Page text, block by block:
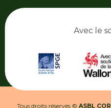
Avec le
Tous droits réservés © ASBL